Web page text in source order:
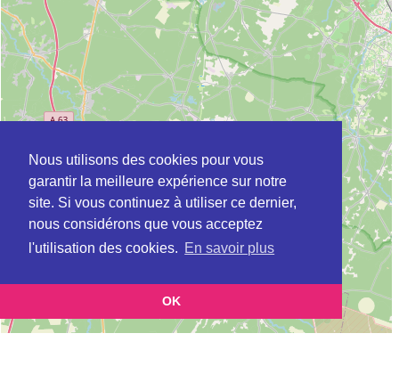
Nous utilisons des cookies pour vous
garantir la meilleure expérience sur notre
site. Si vous continuez à utiliser ce dernier,
nous considérons que vous acceptez
l'utilisation des cookies. En savoir plus
OK